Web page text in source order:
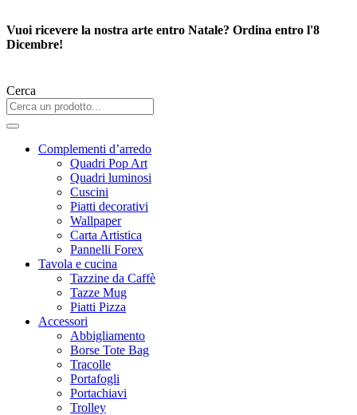
al
contenuto
Vuoi ricevere la nostra arte entro Natale? Ordina entro l'8
Dicembre!
Cerca
Complementi d’arredo
Quadri Pop Art
Quadri luminosi
Cuscini
Piatti decorativi
Wallpaper
Carta Artistica
Pannelli Forex
Tavola e cucina
Tazzine da Caffè
Tazze Mug
Piatti Pizza
Accessori
Abbigliamento
Borse Tote Bag
Tracolle
Portafogli
Portachiavi
Trolley